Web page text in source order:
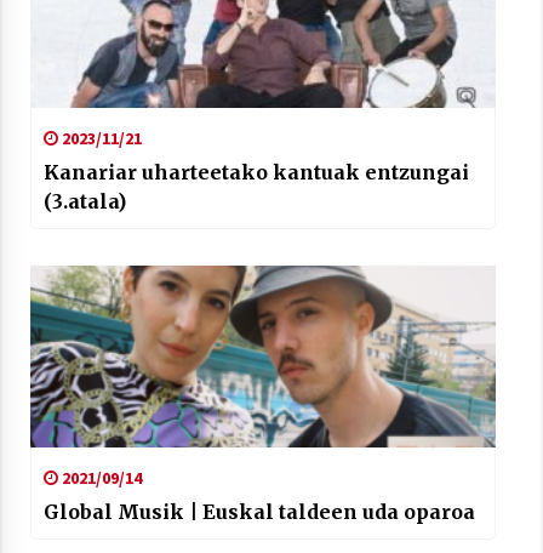
2023/11/21
Kanariar uharteetako kantuak entzungai
(3.atala)
2021/09/14
Global Musik | Euskal taldeen uda oparoa